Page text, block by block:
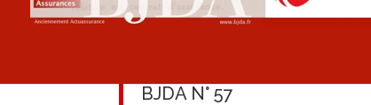
BJDA N° 57